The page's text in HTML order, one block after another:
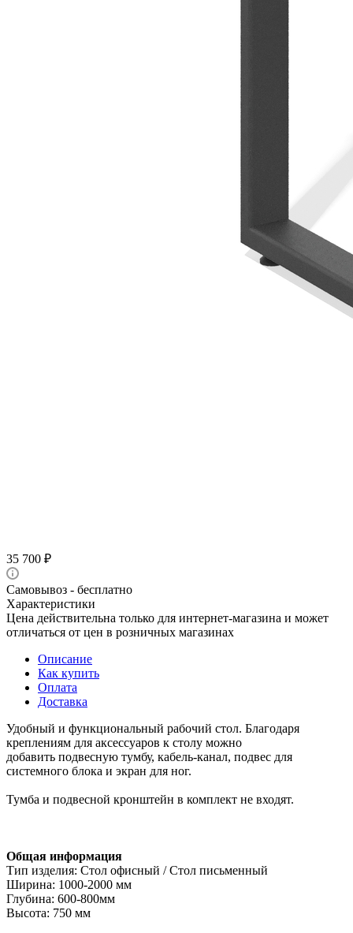
35 700 ₽
Самовывоз - бесплатно
Характеристики
Цена действительна только для интернет-магазина и может
отличаться от цен в розничных магазинах
Описание
Как купить
Оплата
Доставка
Удобный и функциональный рабочий стол. Благодаря
креплениям для аксессуаров к столу можно
добавить подвесную тумбу, кабель-канал, подвес для
системного блока и экран для ног.
Тумба и подвесной кронштейн в комплект не входят.
Общая информация
Тип изделия: Стол офисный / Стол письменный
Ширина: 1000-2000 мм
Глубина: 600-800мм
Высота: 750 мм